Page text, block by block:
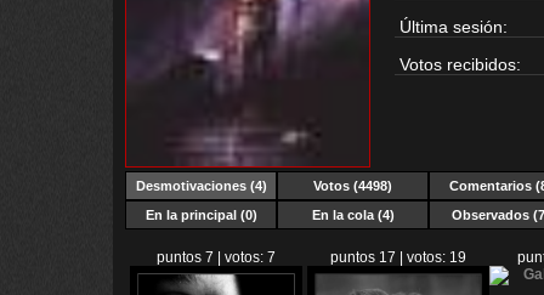
Última sesión:
Votos recibidos:
Desmotivaciones(4) Votos (4498)
Comentarios
En la principal (0)
En la cola (4) Observados
puntos 7 | votos: 7 puntos 17 | votos: 19